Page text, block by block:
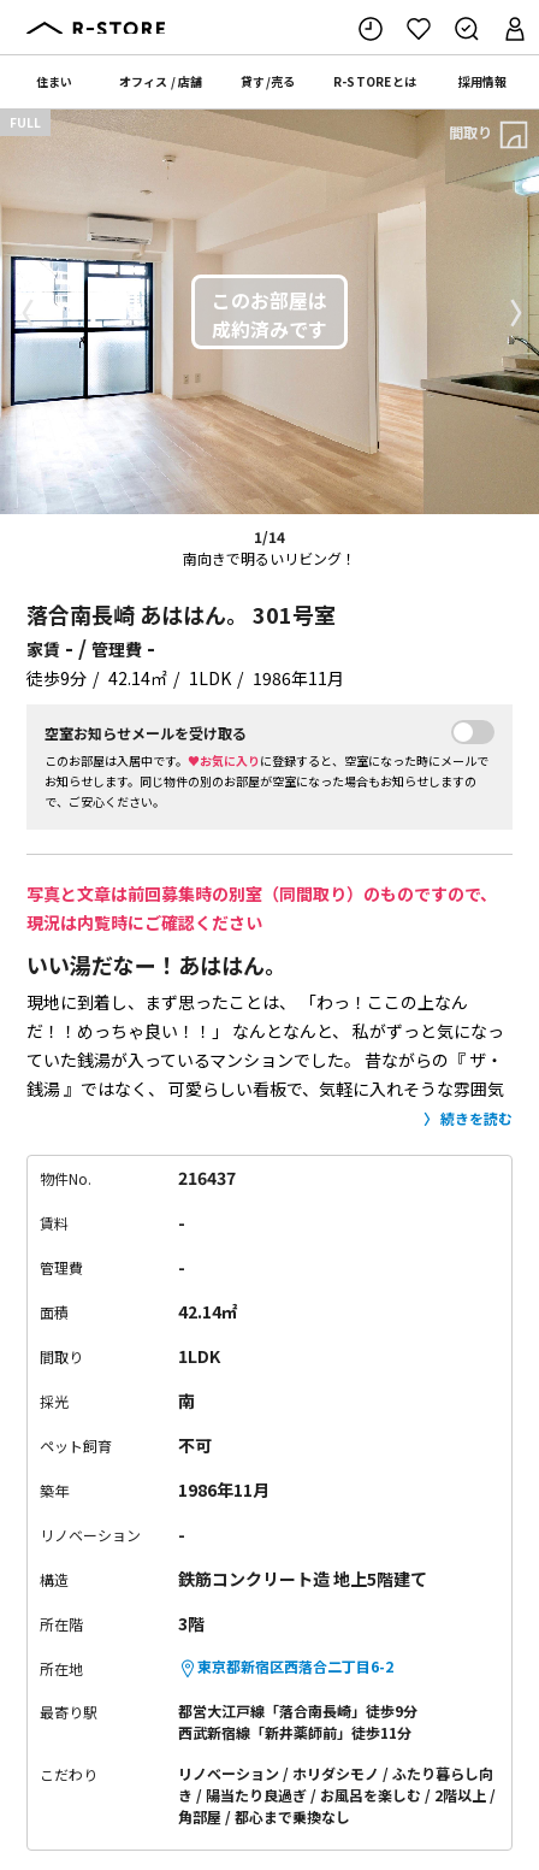
住まい オフィス /店舗 貸す/売る R-STOREとは 採用情報
1/14
南向きで明るいリビング！
〈 〉
FULL 間取り
落合南長崎 あははん。 301号室
家賃 - /管理費 -
徒歩9分 42.14㎡ 1LDK 1986年11月
空室お知らせメールを受け取る
このお部屋は入居中です。♥お気に入り に登録すると、空室になった時にメールで
お知らせします。同じ物件の別のお部屋が空室になった場合もお知らせしますの
で、ご安心ください。
写真と文章は前回募集時の別室（同間取り）のものですので、
現況は内覧時にご確認ください
いい湯だなー！あははん。
現地に到着し、まず思ったことは、
「わっ！ここの上なん
だ！！めっちゃ良い！！」
なんとなんと、 私がずっと気になっ
ていた銭湯が入っているマンションでした。
昔ながらの『 ザ・
銭湯 』ではなく、 可愛らしい看板で、気軽に入れそうな雰囲気
いつも仕事中に前を通るので、まだ入ったことは無
マンションの1階が銭湯って、
時間はシャワーだけで済ませる方がほとんどだと思いますが、
住んでいるマンションの1階に銭湯があったならば、、
屋は寝室とリビングがしっかりすっきり分かれている1LDKで
す。使いやすい間取りで、目の前にはスーパーもあって、
溢れちゃう。
銭湯が大好きな方、必見でございます。
続きを読む
物件No. 216437
賃料 -
管理費 -
面積 42.14㎡
間取り 1LDK
採光 南
ペット飼育 不可
築年 1986年11月
リノベーション -
構造 鉄筋コンクリート造 地上5階建て
所在階 3階
所在地 東京都新宿区西落合二丁目6-2
最寄り駅
都営大江戸線「落合南長崎」徒歩9分
西武新宿線「新井薬師前」徒歩11分
こだわり リノベーション ホリダシモノ
ふたり暮らし向
き
陽当たり良過ぎ お風呂を楽しむ
2階以上
角部屋
都心まで乗換なし